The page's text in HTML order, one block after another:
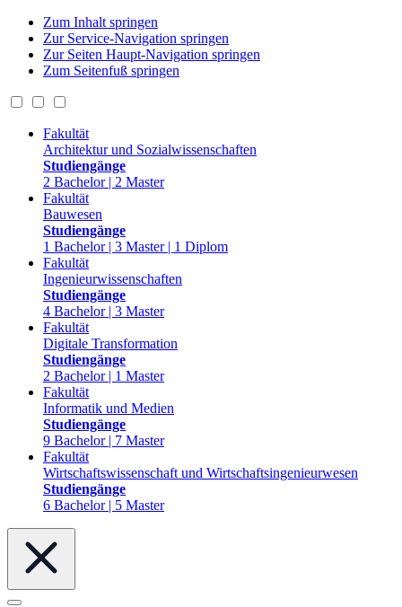
Zum Inhalt springen
Zur Service-Navigation springen
Zur Seiten Haupt-Navigation springen
Zum Seitenfuß springen
Fakultät
Architektur und Sozialwissenschaften
Studiengänge
2 Bachelor | 2 Master
Fakultät
Bauwesen
Studiengänge
1 Bachelor | 3 Master | 1 Diplom
Fakultät
Ingenieurwissenschaften
Studiengänge
4 Bachelor | 3 Master
Fakultät
Digitale Transformation
Studiengänge
2 Bachelor | 1 Master
Fakultät
Informatik und Medien
Studiengänge
9 Bachelor | 7 Master
Fakultät
Wirtschaftswissenschaft und Wirtschaftsingenieurwesen
Studiengänge
6 Bachelor | 5 Master